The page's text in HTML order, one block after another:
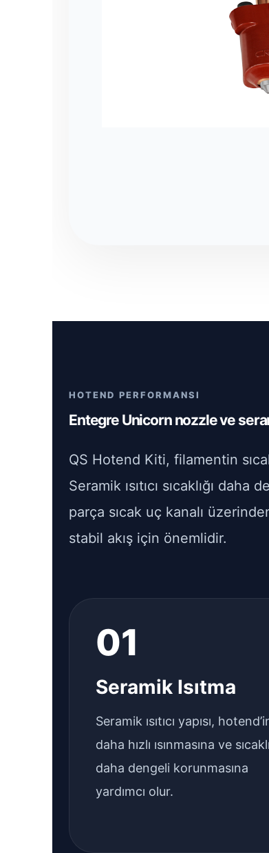
HOTEND PERFORMANSI
Entegre Unicorn nozzle ve
QS Hotend Kiti, filamentin
Seramik ısıtıcı sıcaklığı
parça sıcak uç kanalı
stabil akış için önemlidir.
01
Seramik Isıtma
Seramik ısıtıcı yapısı,
daha hızlı ısınmasına ve
daha dengeli korunmasına
yardımcı olur.